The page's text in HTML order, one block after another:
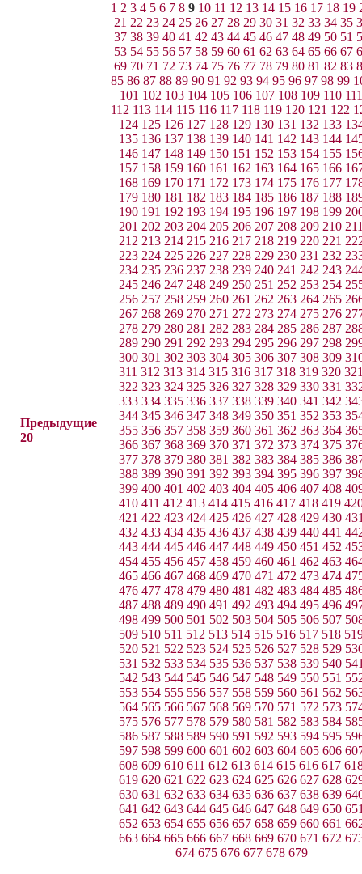
Предыдущие
20
1 2 3 4 5 6 7 8 9 10 11 12 13 14 15 16 17 18 19
21 22 23 24 25 26 27 28 29 30 31 32 33 34 35
37 38 39 40 41 42 43 44 45 46 47 48 49 50 51
53 54 55 56 57 58 59 60 61 62 63 64 65 66 67
69 70 71 72 73 74 75 76 77 78 79 80 81 82 83
85 86 87 88 89 90 91 92 93 94 95 96 97 98 99
101 102 103 104 105 106 107 108 109 110 111
112 113 114 115 116 117 118 119 120 121 122
124 125 126 127 128 129 130 131 132 133
135 136 137 138 139 140 141 142 143 144
146 147 148 149 150 151 152 153 154 155
157 158 159 160 161 162 163 164 165 166
168 169 170 171 172 173 174 175 176 177
179 180 181 182 183 184 185 186 187 188
190 191 192 193 194 195 196 197 198 199
201 202 203 204 205 206 207 208 209 210
212 213 214 215 216 217 218 219 220 221
223 224 225 226 227 228 229 230 231 232
234 235 236 237 238 239 240 241 242 243
245 246 247 248 249 250 251 252 253 254
256 257 258 259 260 261 262 263 264 265
267 268 269 270 271 272 273 274 275 276
278 279 280 281 282 283 284 285 286 287
289 290 291 292 293 294 295 296 297 298
300 301 302 303 304 305 306 307 308 309
311 312 313 314 315 316 317 318 319 320
322 323 324 325 326 327 328 329 330 331
333 334 335 336 337 338 339 340 341 342
344 345 346 347 348 349 350 351 352 353
355 356 357 358 359 360 361 362 363 364
366 367 368 369 370 371 372 373 374 375
377 378 379 380 381 382 383 384 385 386
388 389 390 391 392 393 394 395 396 397
399 400 401 402 403 404 405 406 407 408
410 411 412 413 414 415 416 417 418 419
421 422 423 424 425 426 427 428 429 430
432 433 434 435 436 437 438 439 440 441
443 444 445 446 447 448 449 450 451 452
454 455 456 457 458 459 460 461 462 463
465 466 467 468 469 470 471 472 473 474
476 477 478 479 480 481 482 483 484 485
487 488 489 490 491 492 493 494 495 496
498 499 500 501 502 503 504 505 506 507
509 510 511 512 513 514 515 516 517 518
520 521 522 523 524 525 526 527 528 529
531 532 533 534 535 536 537 538 539 540
542 543 544 545 546 547 548 549 550 551
553 554 555 556 557 558 559 560 561 562
564 565 566 567 568 569 570 571 572 573
575 576 577 578 579 580 581 582 583 584
586 587 588 589 590 591 592 593 594 595
597 598 599 600 601 602 603 604 605 606
608 609 610 611 612 613 614 615 616 617
619 620 621 622 623 624 625 626 627 628
630 631 632 633 634 635 636 637 638 639
641 642 643 644 645 646 647 648 649 650
652 653 654 655 656 657 658 659 660 661
663 664 665 666 667 668 669 670 671 672
674 675 676 677 678 679